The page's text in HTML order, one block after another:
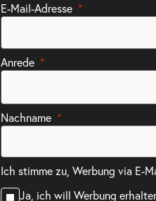
E-Mail-Adresse
Anrede
Nachname
Ich stimme zu, Werbung via E-
Ja, ich will Werbung